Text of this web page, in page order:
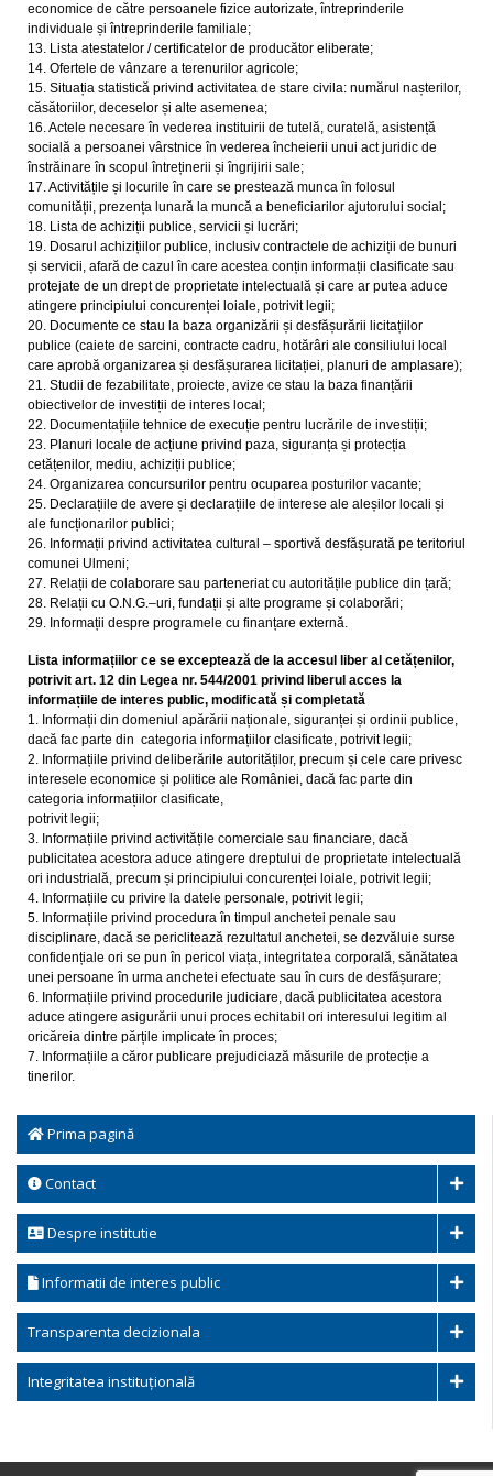
Prima pagină
Contact
Despre institutie
Informatii de interes public
Transparenta decizionala
Integritatea instituțională
economice de către persoanele fizice autorizate, întreprinderile
individuale și întreprinderile familiale;
13. Lista atestatelor / certificatelor de producător eliberate;
14. Ofertele de vânzare a terenurilor agricole;
15. Situația statistică privind activitatea de stare civila: numărul nașterilor,
căsătoriilor, deceselor și alte asemenea;
16. Actele necesare în vederea instituirii de tutelă, curatelă, asistență
socială a persoanei vârstnice în vederea încheierii unui act juridic de
înstrăinare în scopul întreținerii și îngrijirii sale;
17. Activitățile și locurile în care se prestează munca în folosul
comunității, prezența lunară la muncă a beneficiarilor ajutorului social;
18. Lista de achiziții publice, servicii și lucrări;
19. Dosarul achizițiilor publice, inclusiv contractele de achiziții de bunuri
și servicii, afară de cazul în care acestea conțin informații clasificate sau
protejate de un drept de proprietate intelectuală și care ar putea aduce
atingere principiului concurenței loiale, potrivit legii;
20. Documente ce stau la baza organizării și desfășurării licitațiilor
publice (caiete de sarcini, contracte cadru, hotărâri ale consiliului local
care aprobă organizarea și desfășurarea licitației, planuri de amplasare);
21. Studii de fezabilitate, proiecte, avize ce stau la baza finanțării
obiectivelor de investiții de interes local;
22. Documentațiile tehnice de execuție pentru lucrările de investiții;
23. Planuri locale de acțiune privind paza, siguranța și protecția
cetățenilor, mediu, achiziții publice;
24. Organizarea concursurilor pentru ocuparea posturilor vacante;
25. Declarațiile de avere și declarațiile de interese ale aleșilor locali și
ale funcționarilor publici;
26. Informații privind activitatea cultural – sportivă desfășurată pe teritoriul
comunei Ulmeni;
27. Relații de colaborare sau parteneriat cu autoritățile publice din țară;
28. Relații cu O.N.G.–uri, fundații și alte programe și colaborări;
29. Informații despre programele cu finanțare externă.
Lista informațiilor ce se exceptează de la accesul liber al cetățenilor,
potrivit art. 12 din Legea nr. 544/2001 privind liberul acces la
informațiile de interes public, modificată și completată
1. Informații din domeniul apărării naționale, siguranței și ordinii publice,
dacă fac parte din categoria informațiilor clasificate, potrivit legii;
2. Informațiile privind deliberările autorităților, precum și cele care privesc
interesele economice și politice ale României, dacă fac parte din
categoria informațiilor clasificate,
potrivit legii;
3. Informațiile privind activitățile comerciale sau financiare, dacă
publicitatea acestora aduce atingere dreptului de proprietate intelectuală
ori industrială, precum și principiului concurenței loiale, potrivit legii;
4. Informațiile cu privire la datele personale, potrivit legii;
5. Informațiile privind procedura în timpul anchetei penale sau
disciplinare, dacă se periclitează rezultatul anchetei, se dezvăluie surse
confidențiale ori se pun în pericol viața, integritatea corporală, sănătatea
unei persoane în urma anchetei efectuate sau în curs de desfășurare;
6. Informațiile privind procedurile judiciare, dacă publicitatea acestora
aduce atingere asigurării unui proces echitabil ori interesului legitim al
oricăreia dintre părțile implicate în proces;
7. Informațiile a căror publicare prejudiciază măsurile de protecție a
tinerilor.